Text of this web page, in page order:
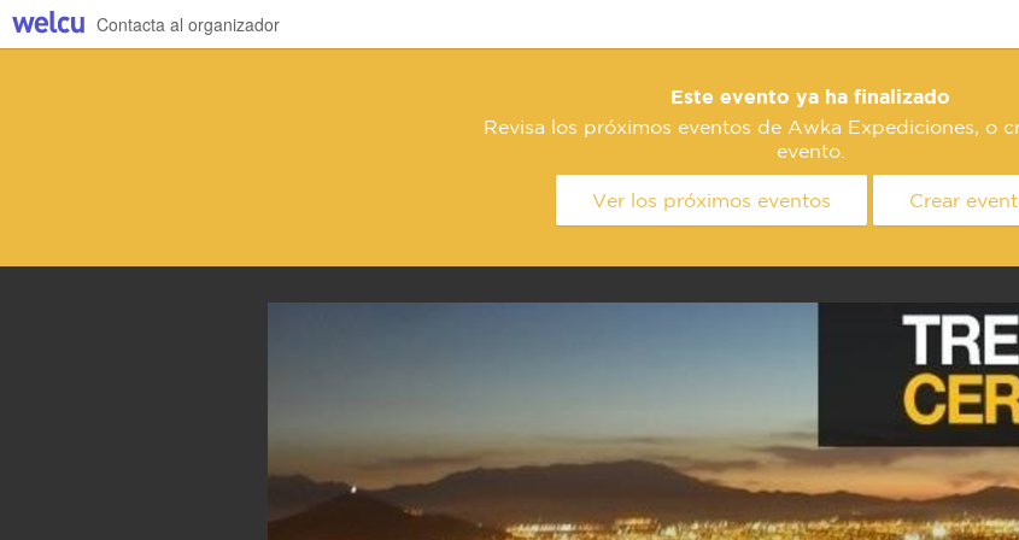
Contacta al organizador
Este evento ya ha finalizado
Revisa los próximos eventos de Awka Expediciones, o
evento.
Ver los próximos eventos Crear